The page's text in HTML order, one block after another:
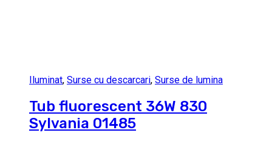
Iluminat, Surse cu descarcari, Surse de lumina
Tub fluorescent 36W 830
Sylvania 01485